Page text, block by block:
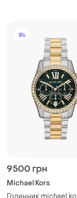
9500 грн
Michael Kors
Годинник michael